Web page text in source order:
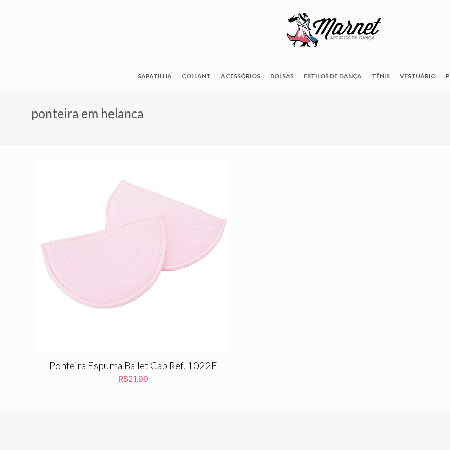
SAPATILHA COLLANT ACESSÓRIOS BOLSAS ESTILOS DE DANÇA TÊNIS VESTUÁRIO
ponteira em helanca
Ponteira Espuma Ballet Cap Ref. 1022E
R$21,90